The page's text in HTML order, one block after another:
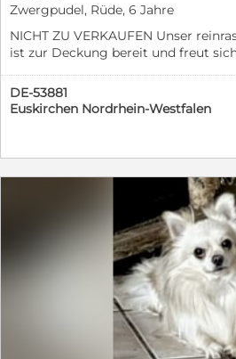
Zwergpudel, Rüde, 6 Jahre
NICHT ZU VERKAUFEN Unser
ist zur Deckung bereit und freut
untersuchten und gesunden Damen.
alt, ein sehr erfahrener,
DE-53881
Euskirchen Nordrhein-Westfalen